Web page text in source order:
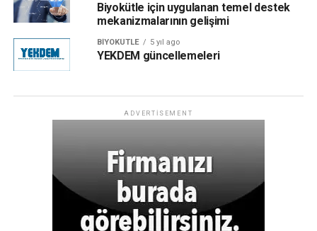
Biyokütle için uygulanan temel destek
mekanizmalarının gelişimi
BIYOKÜTLE 5 yıl ago
YEKDEM güncellemeleri
ADVERTISEMENT